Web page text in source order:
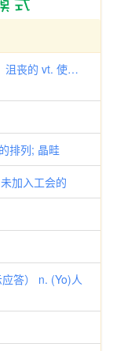
丧的 vt. 使…
排列; 晶畦
加入工会的
答） n. (Yo)人